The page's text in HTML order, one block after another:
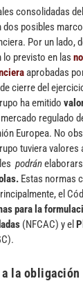
consolidadas
posibles
Por un lado,
lo previsto en las
aprobadas
cierre del
ha emitido
regulado
Europea. No
tuviera
podrán
Estas normas
el
para la
(NFCAC) y el
a la